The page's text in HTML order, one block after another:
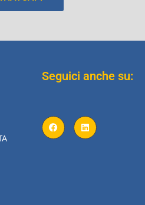
Seguici anche su: